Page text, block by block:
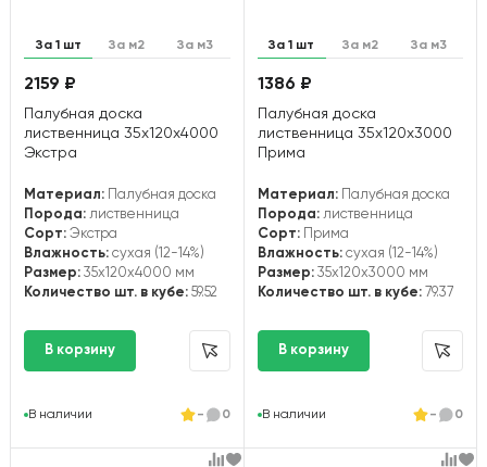
За 1 шт За м2 За м3
2159 ₽
Палубная доска
лиственница 35х120х4000
Экстра
Материал: Палубная доска
Порода: лиственница
Сорт: Экстра
Влажность: сухая (12-14%)
Размер: 35x120x4000 мм
Количество шт. в кубе: 59.52
В наличии - 0
За 1 шт За м2 За м3
1386 ₽
Палубная доска
лиственница 35х120х3000
Прима
Материал:Палубная доска
Порода:лиственница
Сорт:Прима
Влажность:сухая (12-14%)
Размер:35x120x3000 мм
Количество шт. в кубе:79.37
В наличии - 0